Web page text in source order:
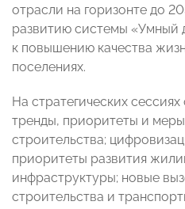
отрасли на горизонте до
развитию системы «Умный
к повышению качества
поселениях.
На стратегических
тренды, приоритеты и
строительства;
приоритеты развития
инфраструктуры; новые
строительства и